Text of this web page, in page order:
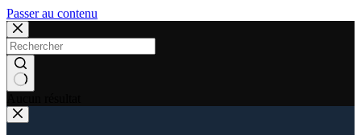
Passer au contenu